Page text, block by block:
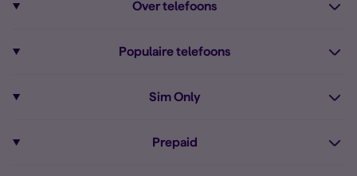
Over telefoons
Alle telefoons
Populaire telefoons
iPhone 16
Sim Only
Prepaid